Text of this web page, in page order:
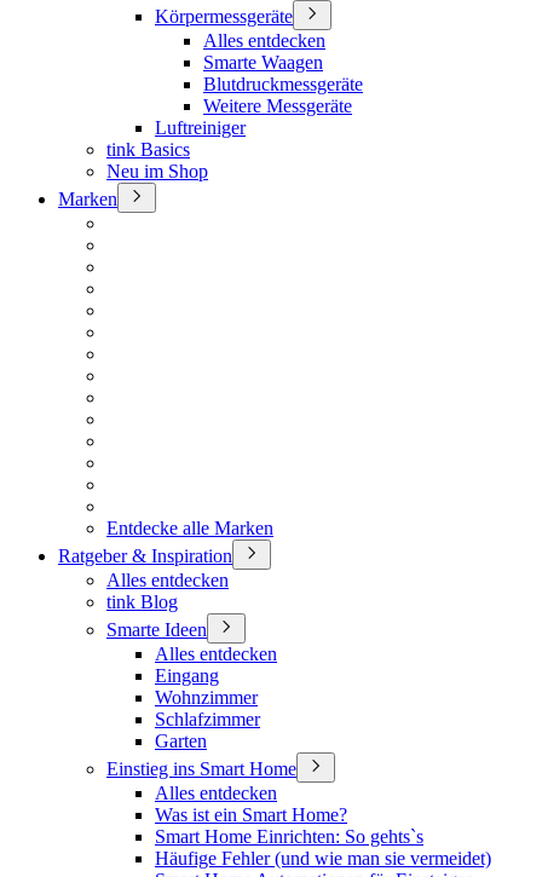
Körpermessgeräte
Alles entdecken
Smarte Waagen
Blutdruckmessgeräte
Weitere Messgeräte
Luftreiniger
tink Basics
Neu im Shop
Marken
Entdecke alle Marken
Ratgeber & Inspiration
Alles entdecken
tink Blog
Smarte Ideen
Alles entdecken
Eingang
Wohnzimmer
Schlafzimmer
Garten
Einstieg ins Smart Home
Alles entdecken
Was ist ein Smart Home?
Smart Home Einrichten: So gehts`s
Häufige Fehler (und wie man sie vermeidet)